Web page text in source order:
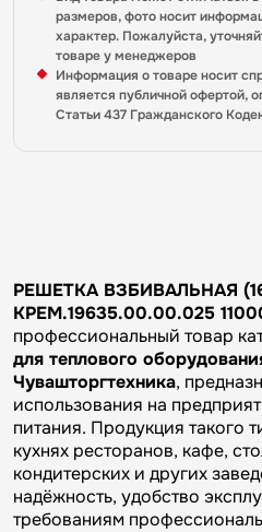
размеров, фото носит
характер. Пожалуйста,
товаре у менеджеров
Информация о товаре носит
является публичной офертой,
Статьи 437 Гражданского
РЕШЕТКА ВЗБИВАЛЬНАЯ
КРЕМ.19635.00.00.025
профессиональный товар
для теплового
Чувашторгтехника,
использования на
питания. Продукция такого
кухнях ресторанов, кафе,
кондитерских и других
надёжность, удобство
требованиям